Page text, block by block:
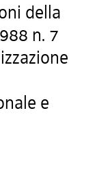
della
n. 7
e